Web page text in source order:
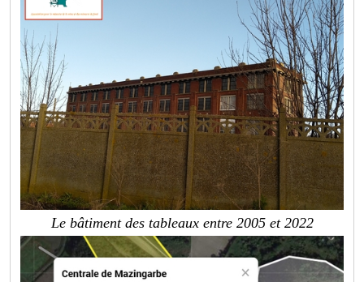
Le bâtiment des tableaux entre 2005 et 2022